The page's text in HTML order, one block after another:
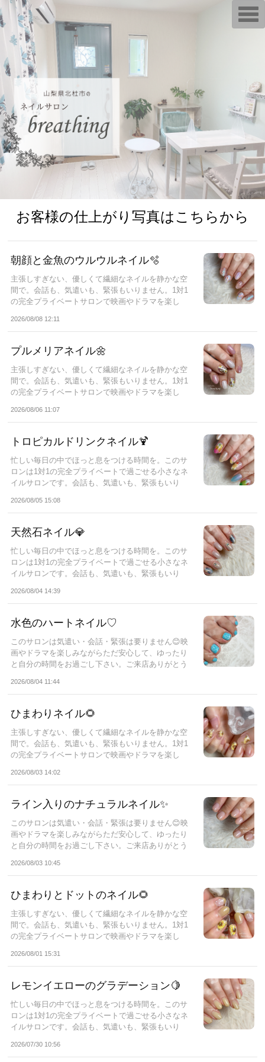
お客様の仕上がり写真はこちらから
朝顔と金魚のウルウルネイル🫧
主張しすぎない、優しくて繊細なネイルを静かな空
間で。会話も、気遣いも、緊張もいりません。1対1
の完全プライベートサロンで映画やドラマを楽し
2026/08/08 12:11
プルメリアネイル🌼
主張しすぎない、優しくて繊細なネイルを静かな空
間で。会話も、気遣いも、緊張もいりません。1対1
の完全プライベートサロンで映画やドラマを楽し
2026/08/06 11:07
トロピカルドリンクネイル🍹
忙しい毎日の中でほっと息をつける時間を。このサ
ロンは1対1の完全プライベートで過ごせる小さなネ
イルサロンです。会話も、気遣いも、緊張もいり
2026/08/05 15:08
天然石ネイル💎
忙しい毎日の中でほっと息をつける時間を。このサ
ロンは1対1の完全プライベートで過ごせる小さなネ
イルサロンです。会話も、気遣いも、緊張もいり
2026/08/04 14:39
水色のハートネイル♡
このサロンは気遣い・会話・緊張は要りません😊映
画やドラマを楽しみながらただ安心して、ゆったり
と自分の時間をお過ごし下さい。ご来店ありがとう
2026/08/04 11:44
ひまわりネイル🌻
主張しすぎない、優しくて繊細なネイルを静かな空
間で。会話も、気遣いも、緊張もいりません。1対1
の完全プライベートサロンで映画やドラマを楽し
2026/08/03 14:02
ライン入りのナチュラルネイル✨
このサロンは気遣い・会話・緊張は要りません😊映
画やドラマを楽しみながらただ安心して、ゆったり
と自分の時間をお過ごし下さい。ご来店ありがとう
2026/08/03 10:45
ひまわりとドットのネイル🌻
主張しすぎない、優しくて繊細なネイルを静かな空
間で。会話も、気遣いも、緊張もいりません。1対1
の完全プライベートサロンで映画やドラマを楽し
2026/08/01 15:31
レモンイエローのグラデーション🍋
忙しい毎日の中でほっと息をつける時間を。このサ
ロンは1対1の完全プライベートで過ごせる小さなネ
イルサロンです。会話も、気遣いも、緊張もいり
2026/07/30 10:56
T
o
g
i
g
a
t
o
n